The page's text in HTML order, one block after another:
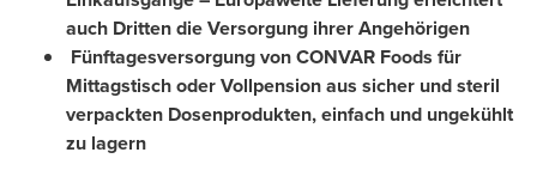
auch Dritten die Versorgung ihrer Angehörigen
Fünftagesversorgung von CONVAR Foods für
Mittagstisch oder Vollpension aus sicher und steril
verpackten Dosenprodukten, einfach und ungekühlt
zu lagern